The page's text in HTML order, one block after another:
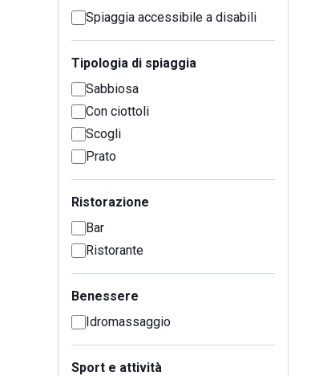
Spiaggia accessibile a disabili
Tipologia di spiaggia
Sabbiosa
Con ciottoli
Scogli
Prato
Ristorazione
Bar
Ristorante
Benessere
Idromassaggio
Sport e attività